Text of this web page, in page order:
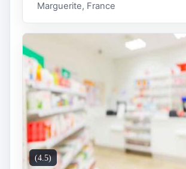
Marguerite, France
(4.5)